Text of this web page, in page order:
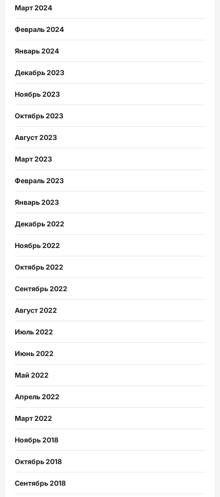
Март 2024
Февраль 2024
Январь 2024
Декабрь 2023
Ноябрь 2023
Октябрь 2023
Август 2023
Март 2023
Февраль 2023
Январь 2023
Декабрь 2022
Ноябрь 2022
Октябрь 2022
Сентябрь 2022
Август 2022
Июль 2022
Июнь 2022
Май 2022
Апрель 2022
Март 2022
Ноябрь 2018
Октябрь 2018
Сентябрь 2018